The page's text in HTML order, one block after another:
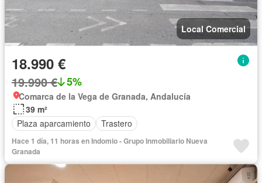
Local Comercial
18.990 €
19.990 € 5%
Comarca de la Vega de Granada, Andalucía
39 m²
Plaza aparcamiento
Trastero
Hace 1 día, 11 horas en Indomio - Grupo Inmobiliario Nueva
Granada